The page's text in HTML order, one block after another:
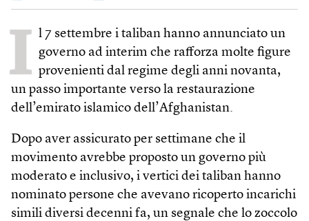
I l 7 settembre i taliban hanno annunciato un
governo ad interim che rafforza molte figure
provenienti dal regime degli anni novanta,
un passo importante verso la restaurazione
dell’emirato islamico dell’Afghanistan.
Dopo aver assicurato per settimane che il
movimento avrebbe proposto un governo più
moderato e inclusivo, i vertici dei taliban hanno
nominato persone che avevano ricoperto incarichi
simili diversi decenni fa, un segnale che lo zoccolo